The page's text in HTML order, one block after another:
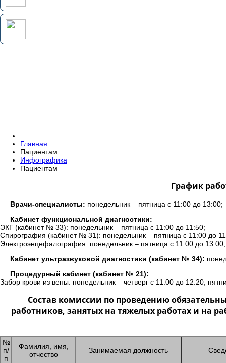
Главная
Пациентам
Инфографика
Пациентам
График
Врачи-специалисты: понедельник – пятница с 11:00 до 13:00;
Кабинет функциональной диагностики:
ЭКГ (кабинет № 33): понедельник – пятница с 11:00 до 11:50;
Спирография (кабинет № 31): понедельник – пятница с 11:00 до
Электроэнцефалография: понедельник – пятница с 11:00 до 13:00;
Кабинет ультразвуковой диагностики (кабинет № 34):
Процедурный кабинет (кабинет № 21):
Забор крови из вены: понедельник – четверг с 11:00 до 12:20,
Состав комиссии по проведению
работников, занятых на тяжелых работах и на
№
п/
п
Фамилия, имя,
отчество
Занимаемая должность